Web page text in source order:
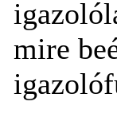
mire